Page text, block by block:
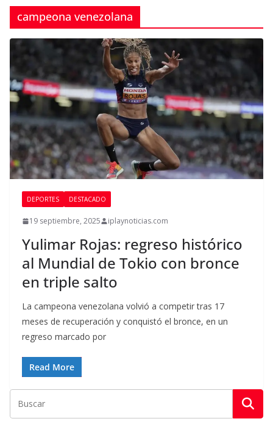
campeona venezolana
DEPORTES DESTACADO
19 septiembre, 2025 iplaynoticias.com
Yulimar Rojas: regreso histórico
al Mundial de Tokio con bronce
en triple salto
La campeona venezolana volvió a competir tras 17
meses de recuperación y conquistó el bronce, en un
regreso marcado por
Read More